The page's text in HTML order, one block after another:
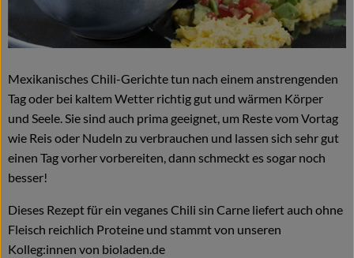
Naturkost
Wein
Getränke
Kosmetik & Drogerie
Angebote & Neues
Wir empfehlen
VINCE Weine
Mexikanisches Chili-Gerichte tun nach einem anstrengenden
Tag oder bei kaltem Wetter richtig gut und wärmen Körper
und Seele. Sie sind auch prima geeignet, um Reste vom Vortag
wie Reis oder Nudeln zu verbrauchen und lassen sich sehr gut
einen Tag vorher vorbereiten, dann schmeckt es sogar noch
besser!
Dieses Rezept für ein veganes Chili sin Carne liefert auch ohne
Fleisch reichlich Proteine und stammt von unseren
Kolleg:innen von bioladen.de